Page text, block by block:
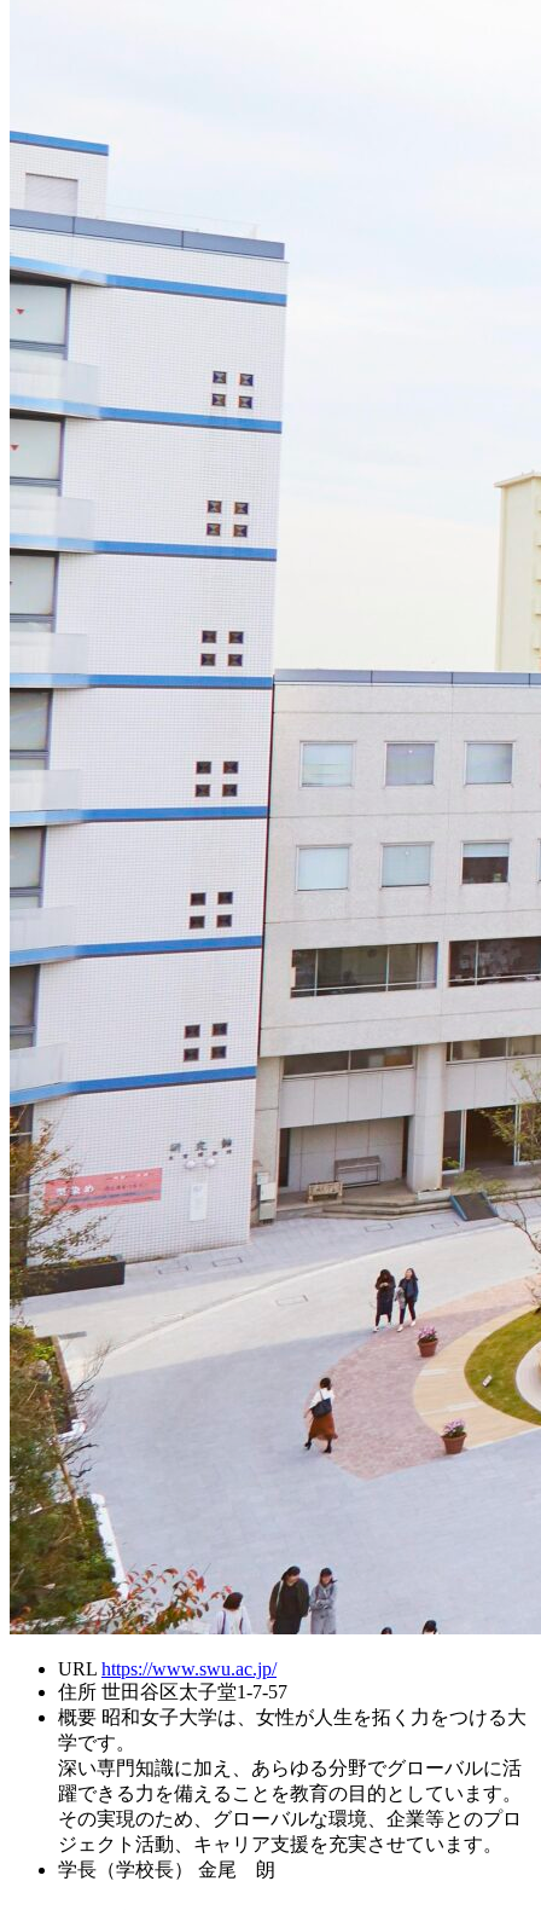
URL https://www.swu.ac.jp/
住所 世田谷区太子堂1-7-57
概要 昭和女子大学は、女性が人生を拓く力をつける大
学です。
深い専門知識に加え、あらゆる分野でグローバルに活
躍できる力を備えることを教育の目的としています。
その実現のため、グローバルな環境、企業等とのプロ
ジェクト活動、キャリア支援を充実させています。
学長（学校長）
金尾 朗